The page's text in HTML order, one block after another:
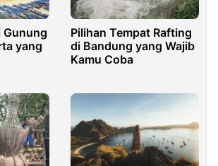
Gunung
yang
Pilihan Tempat Rafting
di Bandung yang Wajib
Kamu Coba